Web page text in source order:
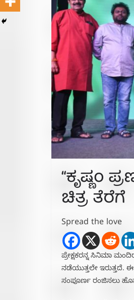
“ಕೃಷ್ಣಂ
ಚಿತ್ರ ತೆರೆಗೆ
Spread the love
ಪ್ರೇಕ್ಷಕರನ್ನ ಸಿನಿಮಾ
ನಡೆಯುತ್ತಲೇ ಇರುತ್ತದೆ. ಈ
ಸಂಪೂರ್ಣ ರಂಜಿಸಲು